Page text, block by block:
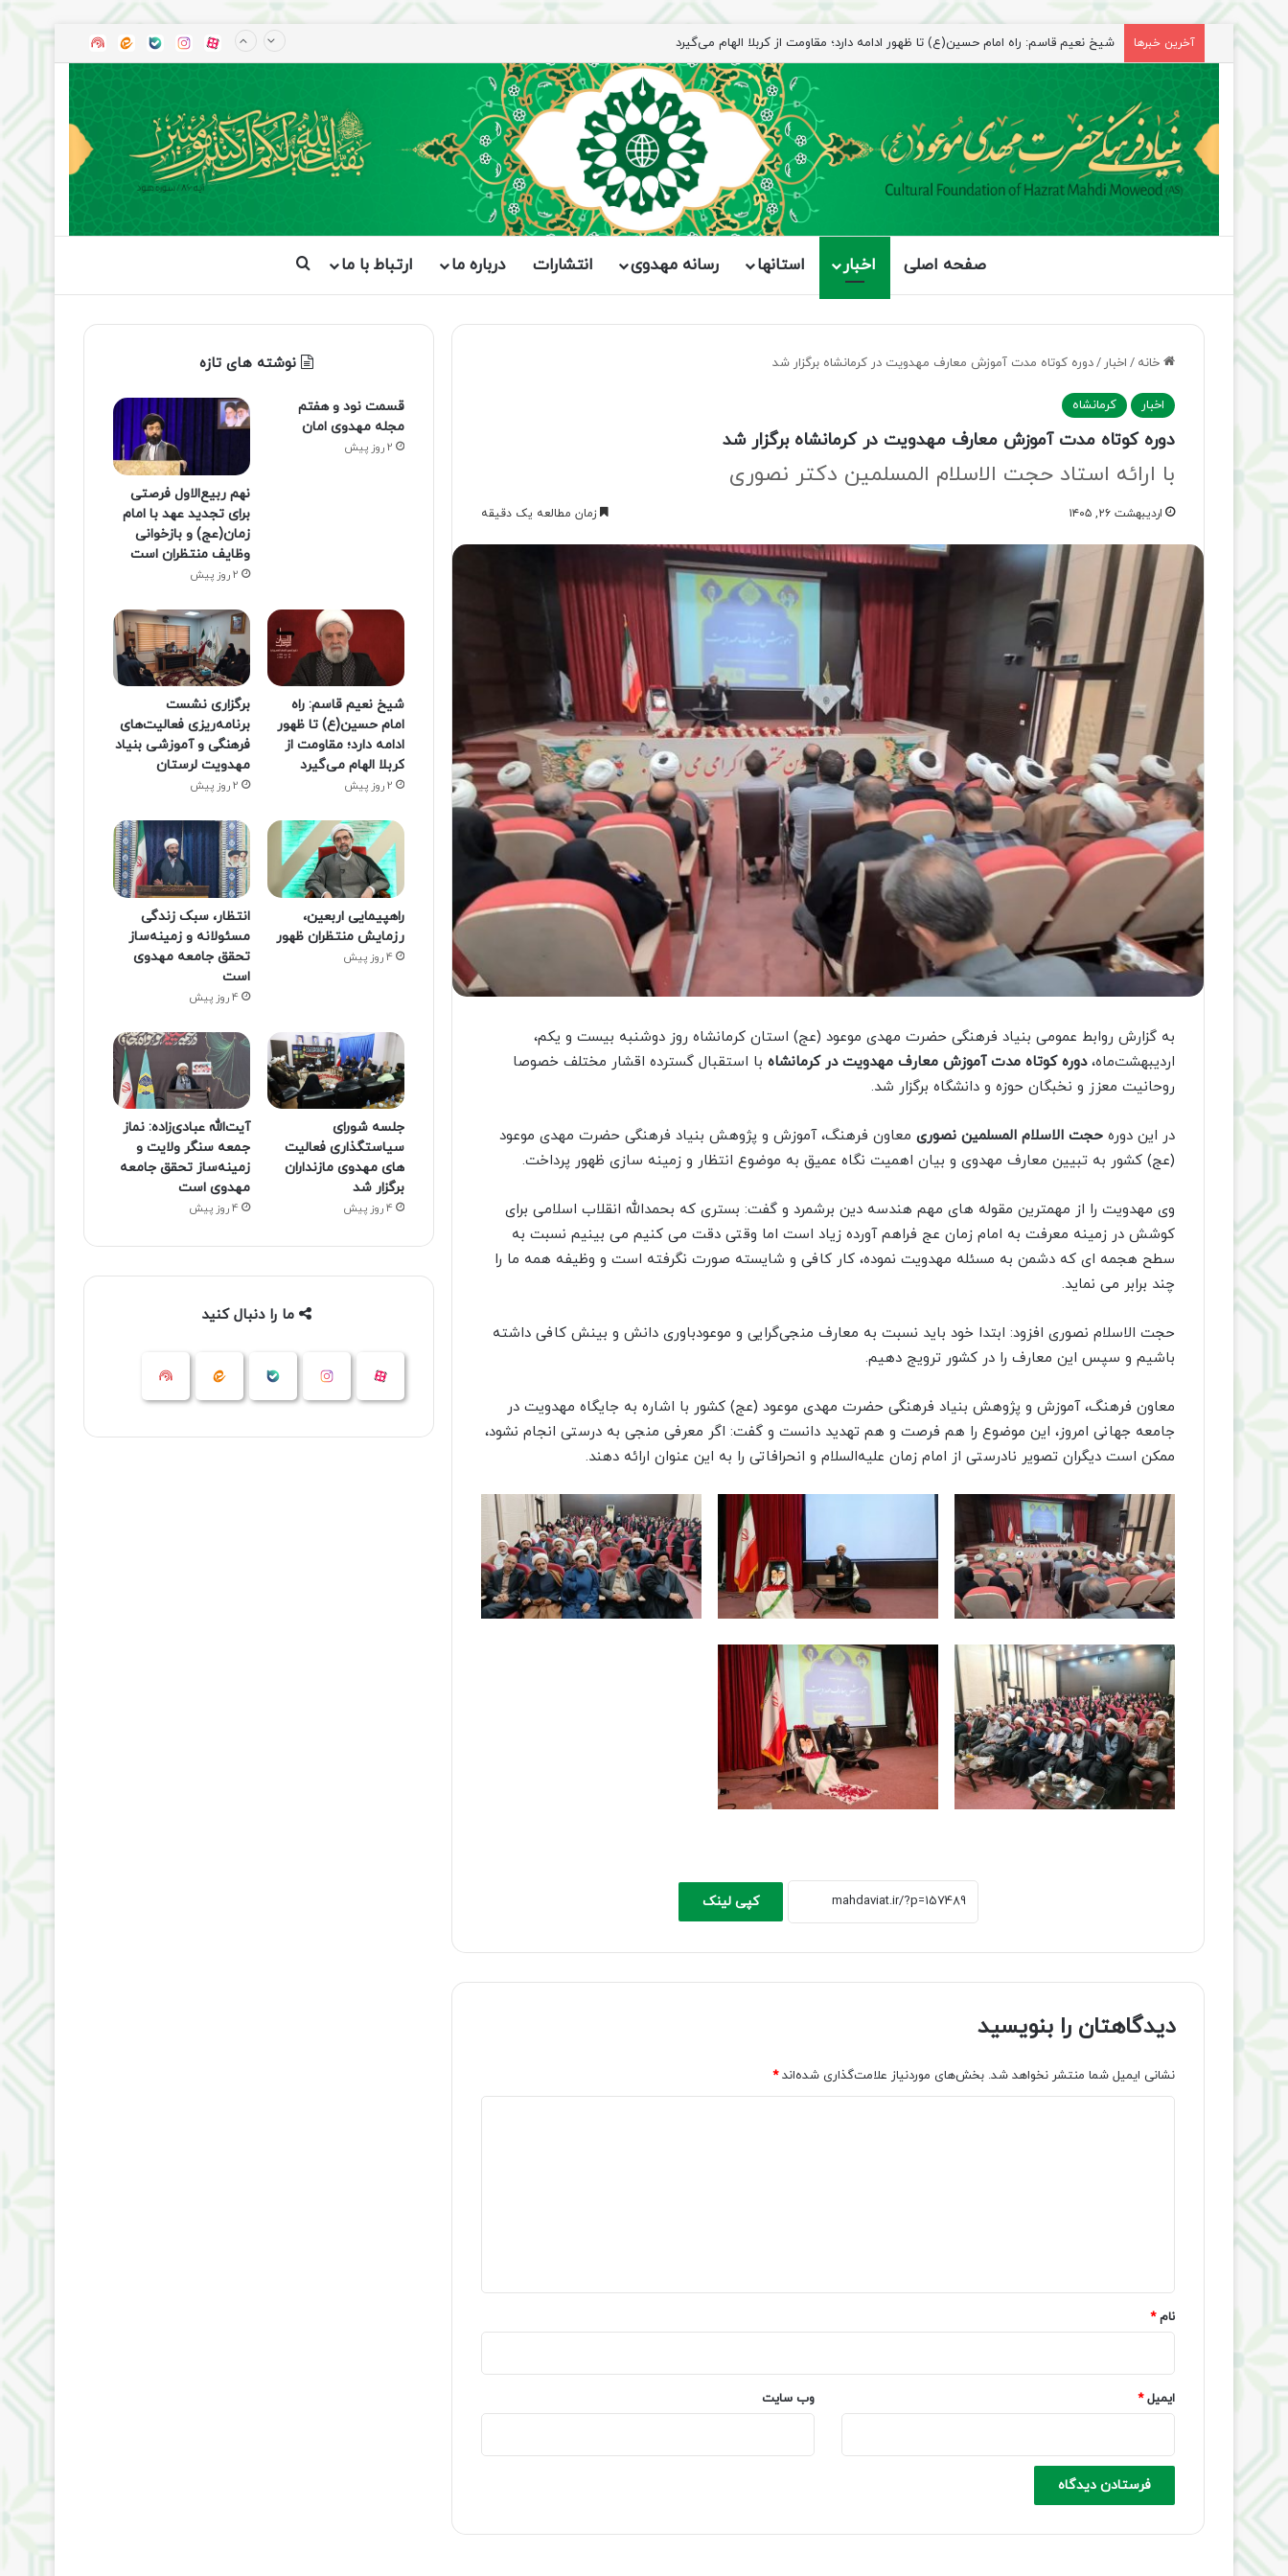
آخرین خبرها آپاراتاینستاگرام
بله ایتا
صفحه اصلی اخبار استانها رسانه مهدوی انتشارات درباره ما ارتباط با ما جستجو برای
خانه / اخبار /دوره کوتاه مدت آموزش معارف مهدویت در کرمانشاه برگزار شد
اخبار کرمانشاه
دوره کوتاه مدت آموزش معارف مهدویت در کرمانشاه برگزار شد
با ارائه استاد حجت الاسلام المسلمین دکتر نصوری
اردیبهشت ۲۶, ۱۴۰۵ زمان مطالعه یک دقیقه
به گزارش روابط عمومی بنیاد فرهنگی حضرت مهدی موعود (عج) استان کرمانشاه روز دوشنبه بیست و یکم،
اردیبهشت‌ماه،دوره کوتاه مدت آموزش معارف مهدویت در کرمانشاه با استقبال گسترده اقشار مختلف خصوصا
روحانیت معزز و نخبگان حوزه و دانشگاه برگزار شد.
در این دوره حجت الاسلام المسلمین نصوری معاون فرهنگ، آموزش و پژوهش بنیاد فرهنگی حضرت مهدی موعود
(عج) کشور به تبیین معارف مهدوی و بیان اهمیت نگاه عمیق به موضوع انتظار و زمینه سازی ظهور پرداخت.
وی مهدویت را از مهمترین مقوله های مهم هندسه دین برشمرد و گفت: بستری که بحمدالله انقلاب اسلامی برای
کوشش در زمینه معرفت به امام زمان عج فراهم آورده زیاد است اما وقتی دقت می کنیم می بینیم نسبت به
سطح هجمه ای که دشمن به مسئله مهدویت نموده، کار کافی و شایسته صورت نگرفته است و وظیفه همه ما را
چند برابر می نماید.
حجت الاسلام نصوری افزود: ابتدا خود باید نسبت به معارف منجی‌گرایی و موعودباوری دانش و بینش کافی داشته
باشیم و سپس این معارف را در کشور ترویج دهیم.
معاون فرهنگ، آموزش و پژوهش بنیاد فرهنگی حضرت مهدی موعود (عج) کشور با اشاره به جایگاه مهدویت در
جامعه جهانی امروز، این موضوع را هم فرصت و هم تهدید دانست و گفت: اگر معرفی منجی به درستی انجام نشود،
ممکن است دیگران تصویر نادرستی از امام زمان علیه‌السلام و انحرافاتی را به این عنوان ارائه دهند.
کپی لینک
دیدگاهتان را بنویسید
نشانی ایمیل شما منتشر نخواهد شد. بخش‌های موردنیاز علامت‌گذاری شده‌اند*
نام*
ایمیل* وب‌ سایت
نوشته های تازه
قسمت نود و هفتم
مجله مهدوی امان
2 روز پیش
نهم ربیع‌الاول فرصتی
برای تجدید عهد با امام
زمان(عج) و بازخوانی
وظایف منتظران است
2 روز پیش
شیخ نعیم قاسم: راه
امام حسین(ع) تا ظهور
ادامه دارد؛ مقاومت از
کربلا الهام می‌گیرد
2 روز پیش
برگزاری نشست
برنامه‌ریزی فعالیت‌های
فرهنگی و آموزشی بنیاد
مهدویت لرستان
2 روز پیش
راهپیمایی اربعین،
رزمایش منتظران ظهور
4 روز پیش
انتظار، سبک زندگی
مسئولانه و زمینه‌ساز
تحقق جامعه مهدوی
است
4 روز پیش
جلسه شورای
سیاستگذاری فعالیت
های مهدوی مازنداران
برگزار شد
4 روز پیش
آیت‌الله عبادی‌زاده: نماز
جمعه سنگر ولایت و
زمینه‌ساز تحقق جامعه
مهدوی است
4 روز پیش
ما را دنبال کنید
آپارات اینستاگرام ایتا